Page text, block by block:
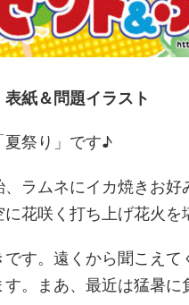
紙＆問題イラスト
夏祭り」です♪
ラムネにイカ焼きお好
花咲く打ち上げ花火
す。遠くから聞こえて
。まあ、最近は猛暑に